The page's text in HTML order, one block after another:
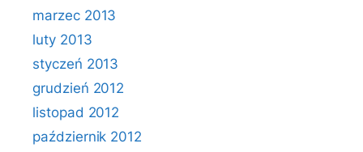
marzec 2013
luty 2013
styczeń 2013
grudzień 2012
listopad 2012
październik 2012